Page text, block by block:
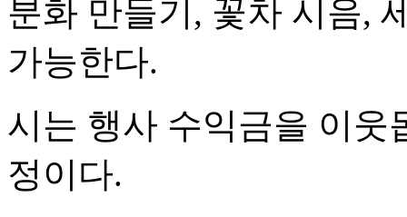
분화 만들기, 꽃차 시음,
가능한다.
시는 행사 수익금을 이웃
정이다.